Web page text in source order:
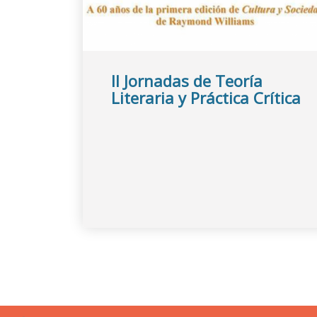
II Jornadas de Teoría
Literaria y Práctica Crítica